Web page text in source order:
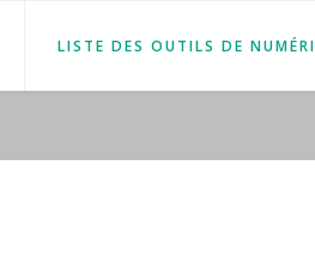
LISTE DES OUTILS DE